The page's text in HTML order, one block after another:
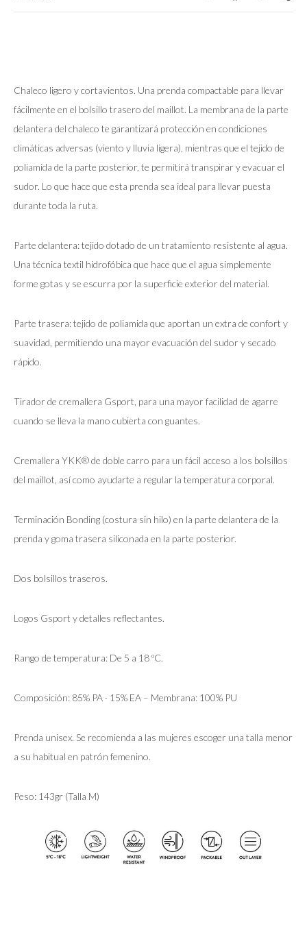
Chaleco ligero y cortavientos. Una prenda compactable para llevar
fácilmente en el bolsillo trasero del maillot. La membrana de la parte
delantera del chaleco te garantizará protección en condiciones
climáticas adversas (viento y lluvia ligera), mientras que el tejido de
poliamida de la parte posterior, te permitirá transpirar y evacuar el
sudor. Lo que hace que esta prenda sea ideal para llevar puesta
durante toda la ruta.
Parte delantera: tejido dotado de un tratamiento resistente al agua.
Una técnica textil hidrofóbica que hace que el agua simplemente
forme gotas y se escurra por la superficie exterior del material.
Parte trasera: tejido de poliamida que aportan un extra de confort y
suavidad, permitiendo una mayor evacuación del sudor y secado
rápido.
Tirador de cremallera Gsport, para una mayor facilidad de agarre
cuando se lleva la mano cubierta con guantes.
Cremallera YKK® de doble carro para un fácil acceso a los bolsillos
del maillot, así como ayudarte a regular la temperatura corporal.
Terminación Bonding (costura sin hilo) en la parte delantera de la
prenda y goma trasera siliconada en la parte posterior.
Dos bolsillos traseros.
Logos Gsport y detalles reflectantes.
Rango de temperatura: De 5 a 18 ºC.
Composición: 85% PA · 15% EA – Membrana: 100% PU
Prenda unisex. Se recomienda a las mujeres escoger una talla menor
a su habitual en patrón femenino.
Peso: 143gr (Talla M)